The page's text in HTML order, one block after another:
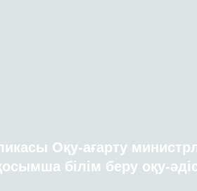
Оқу-ағарту
білім беру оқу-